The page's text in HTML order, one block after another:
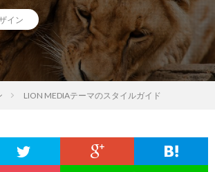
イン
LION MEDIAテーマのスタイルガイド